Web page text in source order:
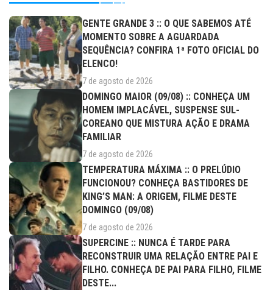
GENTE GRANDE 3 :: O QUE SABEMOS ATÉ
MOMENTO SOBRE A AGUARDADA
SEQUÊNCIA? CONFIRA 1ª FOTO OFICIAL DO
ELENCO!
7 de agosto de 2026
DOMINGO MAIOR (09/08) :: CONHEÇA UM
HOMEM IMPLACÁVEL, SUSPENSE SUL-
COREANO QUE MISTURA AÇÃO E DRAMA
FAMILIAR
7 de agosto de 2026
TEMPERATURA MÁXIMA :: O PRELÚDIO
FUNCIONOU? CONHEÇA BASTIDORES DE
KING’S MAN: A ORIGEM, FILME DESTE
DOMINGO (09/08)
7 de agosto de 2026
SUPERCINE :: NUNCA É TARDE PARA
RECONSTRUIR UMA RELAÇÃO ENTRE PAI E
FILHO. CONHEÇA DE PAI PARA FILHO, FILME
DESTE...